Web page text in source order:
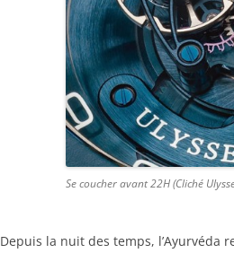
Se coucher avant 22H (Cliché
Depuis la nuit des temps, l’Ayurvéda